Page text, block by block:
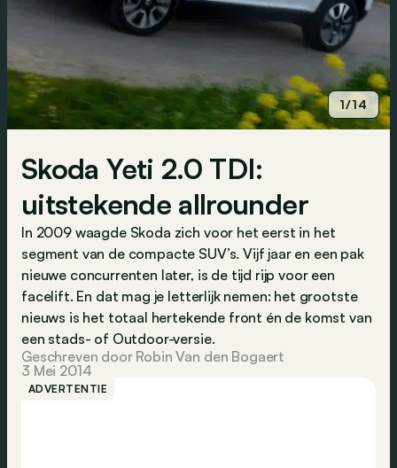
1/14
Skoda Yeti 2.0 TDI:
uitstekende allrounder
In 2009 waagde Skoda zich voor het eerst in het
segment van de compacte SUV’s. Vijf jaar en een pak
nieuwe concurrenten later, is de tijd rijp voor een
facelift. En dat mag je letterlijk nemen: het grootste
nieuws is het totaal hertekende front én de komst van
een stads- of Outdoor-versie.
Geschreven door Robin Van den Bogaert
3 Mei 2014
ADVERTENTIE